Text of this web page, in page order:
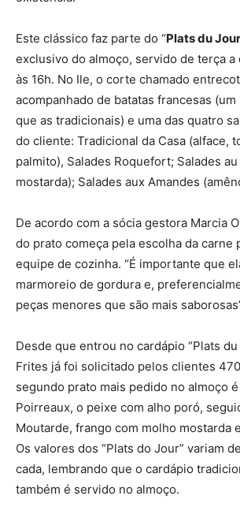
Este clássico faz parte do “Plats du Jour
exclusivo do almoço, servido de terça a
às 16h. No Ile, o corte chamado
acompanhado de batatas francesas
que as tradicionais) e uma das quatro
do cliente: Tradicional da Casa (alface,
palmito), Salades Roquefort; Salades
mostarda); Salades aux Amandes
De acordo com a sócia gestora Marcia
do prato começa pela escolha da carne
equipe de cozinha. “É importante que
marmoreio de gordura e,
peças menores que são mais
Desde que entrou no cardápio “Plats du
Frites já foi solicitado pelos clientes
segundo prato mais pedido no almoço
Poirreaux, o peixe com alho poró,
Moutarde, frango com molho mostarda
Os valores dos “Plats do Jour” variam
cada, lembrando que o cardápio
também é servido no almoço.